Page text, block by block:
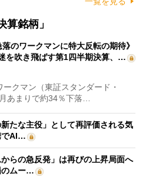
算銘柄」
落のワークマンに特大反転の期待》
を吹き飛ばす第1四半期決算、…
クマン（東証スタンダード・
あまりで約34％下落…
たな主役」として再評価される気
でAI…
らの急反発」は再びの上昇局面へ
のムー…